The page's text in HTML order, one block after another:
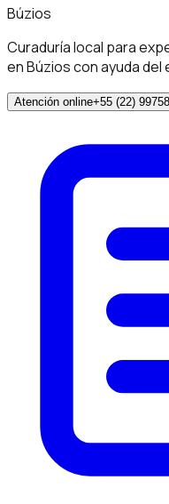
Búzios
Curaduría local para
en Búzios con ayuda
Atención online+55 (22)